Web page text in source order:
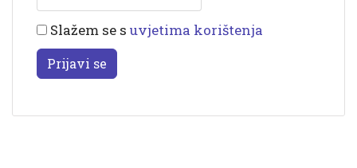
Slažem se s uvjetima korištenja
Prijavi se